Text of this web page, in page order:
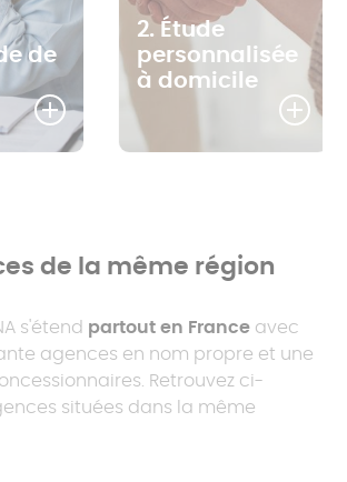
de
2. Étude
personnalisée
à domicile
de la même région
s'étend partout en France avec
agences en nom propre et une
Retrouvez ci-
situées dans la même